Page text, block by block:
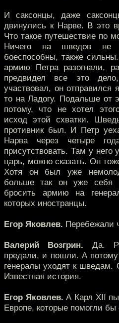
И саксонцы, даже
двинулись к Нарве. В это
Что такое путешествие по
Ничего на шведов не
боеспособны, также
армию Петра разогнали,
предвидел все это
участвовал, он отправился
то на Ладогу. Подальше от
потому, что не хотел
исход этой схватки.
противник был. И Петр
Нарва через четыре
присутствовать. Там у него
царь, можно сказать. Он
Хотя он был уже
больше так он уже себя
бросить армию на
которых иностранцы.
Егор Яковлев. Перебежали
Валерий Возгрин. Да.
предали, и пошли. А потому
генералы уходят к
Известная история.
Егор Яковлев. А Карл XII
Европе, которые помогли бы